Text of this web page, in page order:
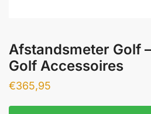
Afstandsmeter Golf
Golf Accessoires
€365,95